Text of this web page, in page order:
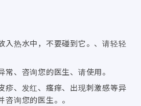
入热水中，不要碰到它。、请轻轻
常、咨询您的医生、请使用。
疹、发红、瘙痒、出现刺激感等异
询您的医生。。